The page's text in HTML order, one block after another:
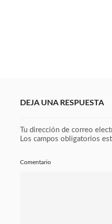
DEJA UNA RESPUESTA
Tu dirección de correo
Los campos obligatorios
Comentario